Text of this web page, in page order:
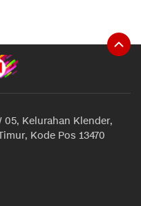
05, Kelurahan Klender,
Kode Pos 13470